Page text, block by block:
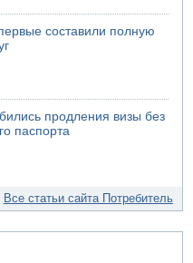
составили полную
продления визы без
паспорта
Все статьи сайта Потребитель